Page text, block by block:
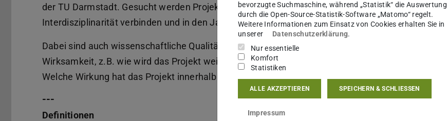
der TU Darmstadt. Gesucht werden Projekte, die die Schwerpunkte Nachhaltigkeit und
Interdisziplinarität verbinden und in den Jahren 2023, 2024 und 2025 abgeschlossen wurden.
Dabei sind auch wissenschaftliche Qualität und Kreativität gefragt sowie eine entsprechende
Wirksamkeit, z.B. wie wird das Projekt weitergeführt bzw. weiterentwickelt und umgesetzt.
Welche Wirkung hat das Projekt innerhalb der TU und welche Außenwirkung.
---
Definitionen
bevorzugte Suchmaschine, während „Statistik“ die Auswertung
durch die Open-Source-Statistik-Software „Matomo“ regelt.
Weitere Informationen zum Einsatz von Cookies erhalten Sie in
unserer
Datenschutzerklärung.
Nur essentielle
Komfort
Statistiken
ALLE AKZEPTIEREN SPEICHERN & SCHLIESSEN
Impressum